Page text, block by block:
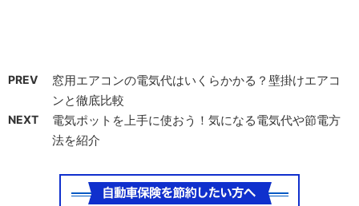
PREV
窓用エアコンの電気代はいくらかかる？壁掛けエアコ
ンと徹底比較
NEXT
電気ポットを上手に使おう！気になる電気代や節電方
法を紹介